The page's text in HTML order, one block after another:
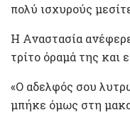
πολύ ισχυρούς
Η Αναστασία
τρίτο όραμά της και
«Ο αδελφός σου
μπήκε όμως στη